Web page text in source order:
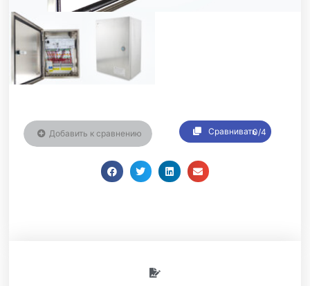
Добавить к сравнению Сравнивать0/4